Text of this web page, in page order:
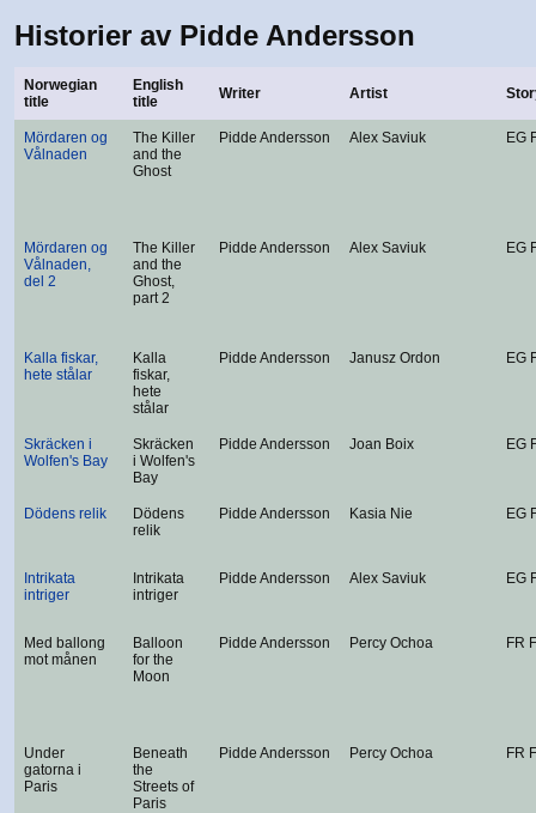
Historier av Pidde Andersson
Norwegian
title
English
title
Writer Artist
Mördaren og
Vålnaden
The Killer
and the
Ghost
Pidde Andersson Alex Saviuk EG
Mördaren og
Vålnaden,
del 2
The Killer
and the
Ghost,
part 2
Pidde Andersson Alex Saviuk EG
Kalla fiskar,
hete stålar
Kalla
fiskar,
hete
stålar
Pidde Andersson Janusz Ordon EG
Skräcken i
Wolfen's Bay
Skräcken
i Wolfen's
Bay
Pidde Andersson Joan Boix EG
Dödens relik
Dödens
relik
Pidde Andersson Kasia Nie EG
Intrikata
intriger
Intrikata
intriger
Pidde Andersson Alex Saviuk EG
Med ballong
mot månen
Balloon
for the
Moon
Pidde Andersson Percy Ochoa FR
Under
gatorna i
Paris
Beneath
the
Streets of
Paris
Pidde Andersson Percy Ochoa FR